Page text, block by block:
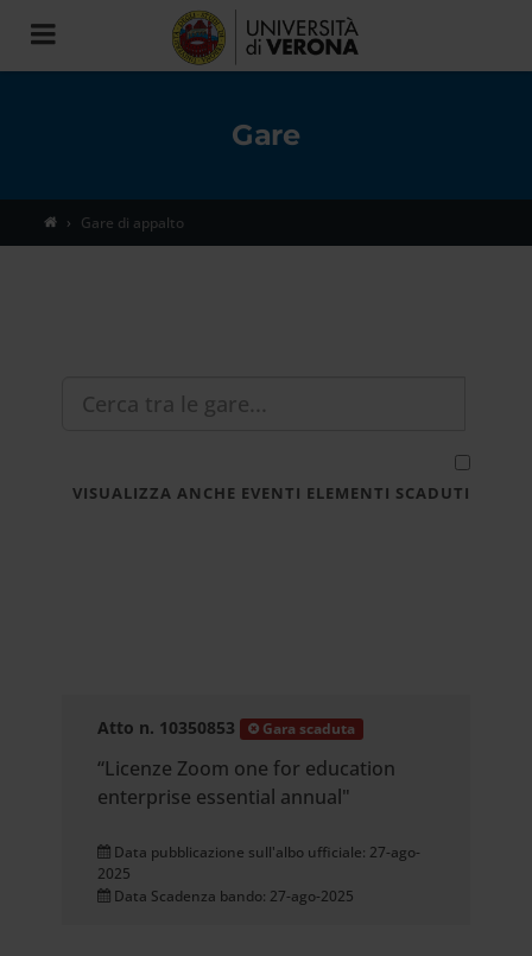
Toggle
navigation
Gare
Gare di appalto
VISUALIZZA ANCHE EVENTI ELEMENTI SCADUTI
Atto n. 10350853 Gara scaduta
“Licenze Zoom one for education
enterprise essential annual"
Data pubblicazione sull'albo ufficiale: 27-ago-
2025
Data Scadenza bando: 27-ago-2025